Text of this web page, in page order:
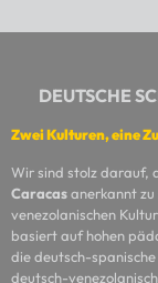
DEUTSCHE
Zwei Kulturen, eine
Wir sind stolz darauf,
Caracasanerkannt zu
venezolanischen
basiert auf hohen
die deutsch-
deutsch-